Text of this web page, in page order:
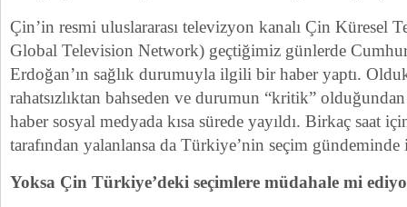
Çin’in resmi uluslararası televizyon kanalı Çin Küresel
Global Television Network) geçtiğimiz günlerde
Erdoğan’ın sağlık durumuyla ilgili bir haber yaptı.
rahatsızlıktan bahseden ve durumun “kritik” olduğundan
haber sosyal medyada kısa sürede yayıldı. Birkaç saat
tarafından yalanlansa da Türkiye’nin seçim gündeminde
Yoksa Çin Türkiye’deki seçimlere müdahale mi